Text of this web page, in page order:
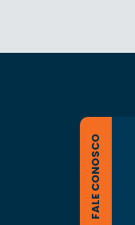
FALE CONOSCO